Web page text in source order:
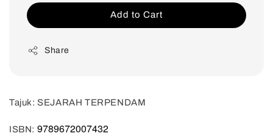
Add to Cart
Share
Tajuk: SEJARAH TERPENDAM
ISBN: 9789672007432